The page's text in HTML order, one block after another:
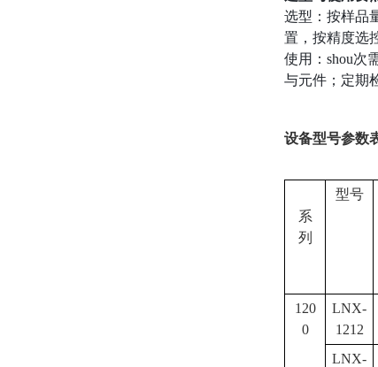
选型：按样品
置，按精度选
使用：shou次
与元件；定期
设备型号参数
系
列
型号
120
0
LNX-
1212
LNX-